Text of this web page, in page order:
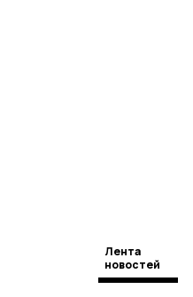
Лента
новостей